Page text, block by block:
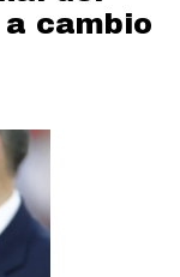
a cambio